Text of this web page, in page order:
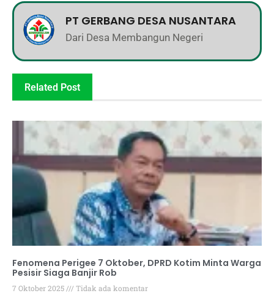
PT GERBANG DESA NUSANTARA
Dari Desa Membangun Negeri
Related Post
Fenomena Perigee 7 Oktober, DPRD Kotim Minta Warga
Pesisir Siaga Banjir Rob
7 Oktober 2025 Tidak ada komentar